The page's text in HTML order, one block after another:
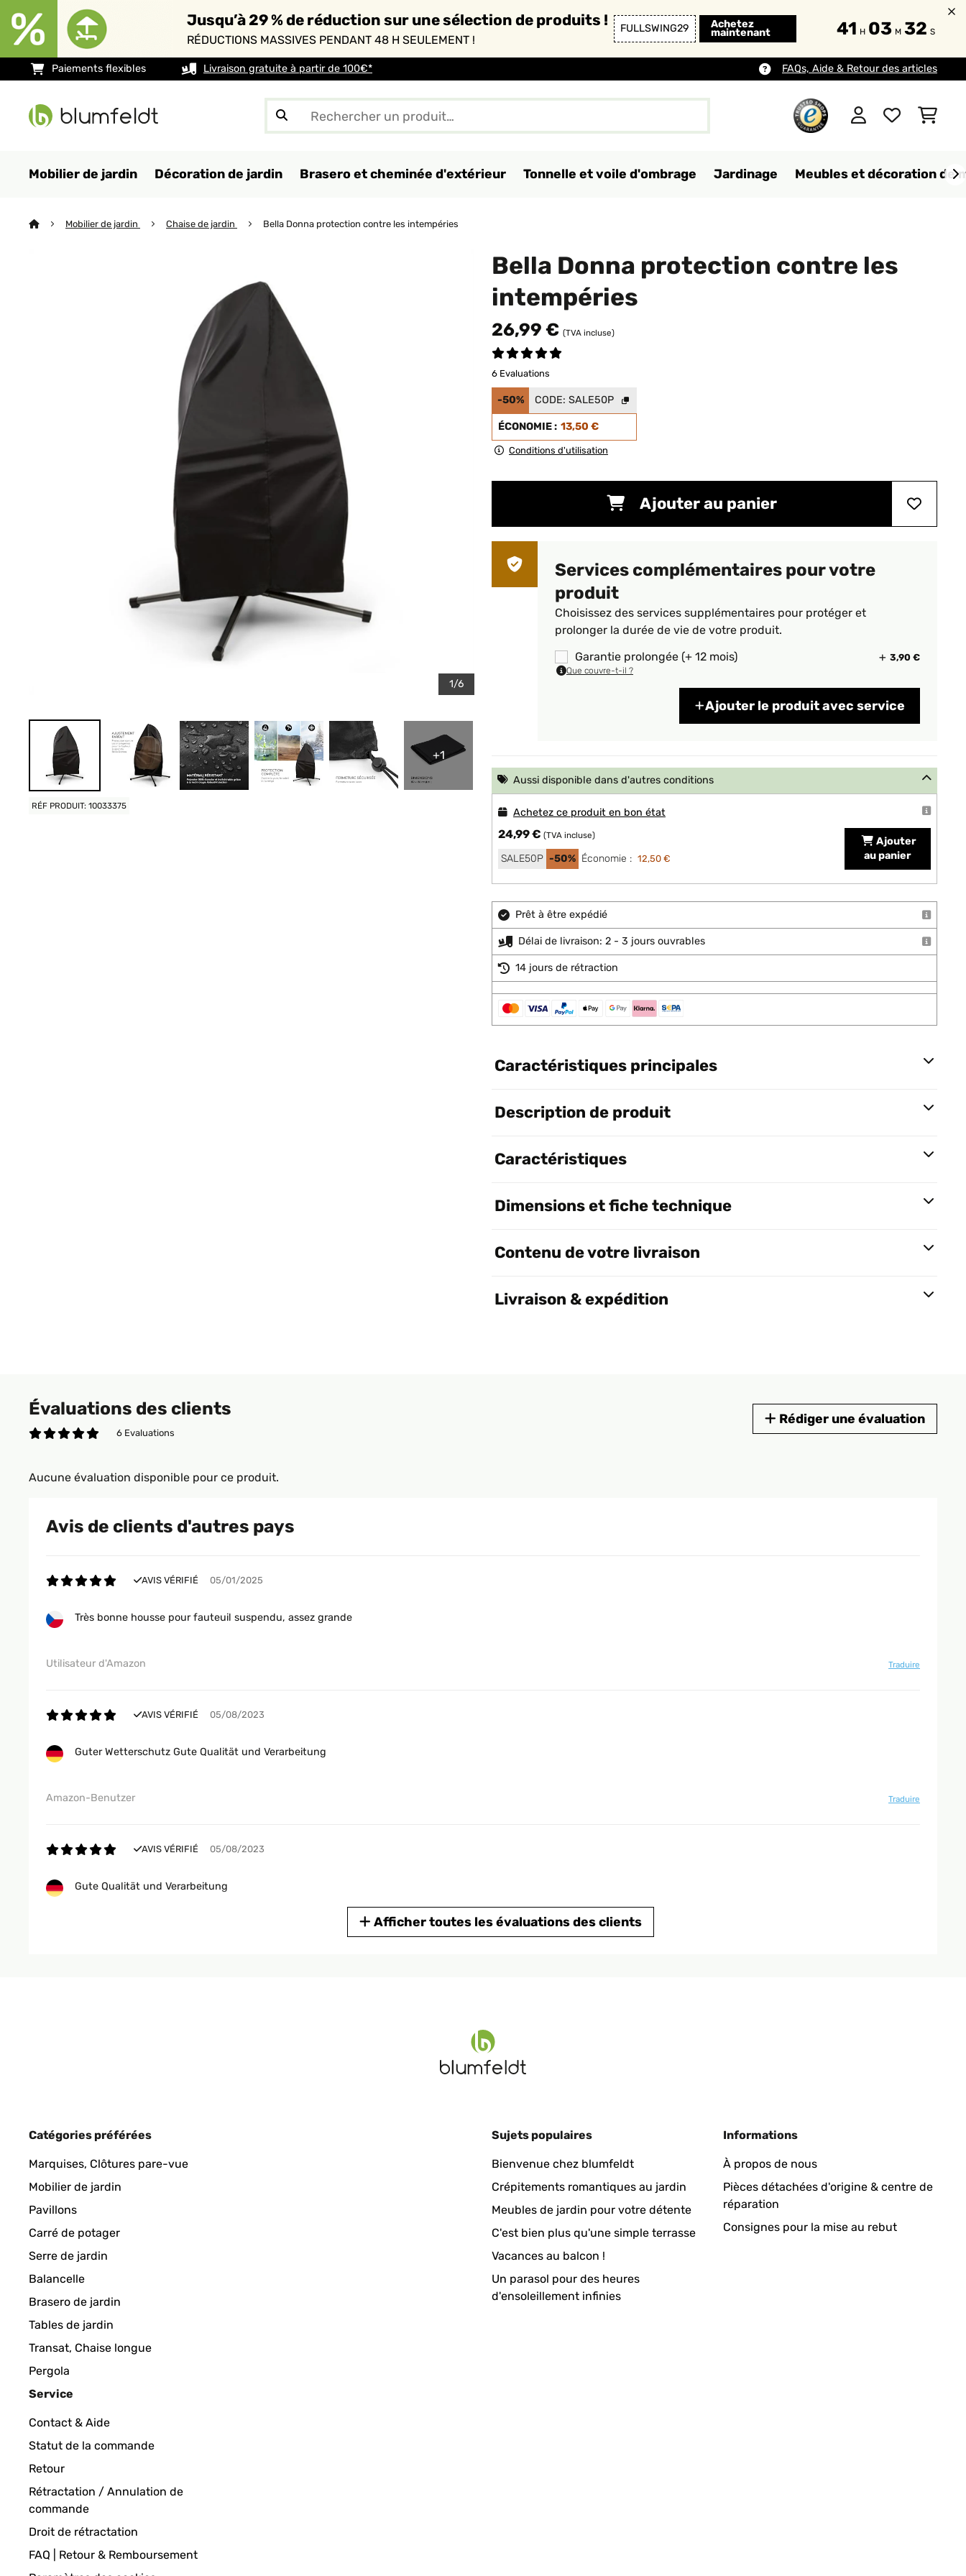
Jusqu’à 29 % de réduction sur une sélection de produits !
RÉDUCTIONS MASSIVES PENDANT 48 H SEULEMENT !
FULLSWING29 Achetez
maintenant 41 H 03 M 31 S
Paiements flexibles Livraison gratuite à partir de 100€* FAQs, Aide & Retour des articles
Mobilier de jardin Décoration de jardin Brasero et cheminée d'extérieur Tonnelle et voile d'ombrage Jardinage Meubles et décoration de
Mobilier de jardin Chaise de jardin Bella Donna protection contre les intempéries
1/6
+1
RÉF PRODUIT: 10033375
Bella Donna protection contre les
intempéries
26,99 € (TVA incluse)
6 Evaluations
-50% CODE: SALE50P
ÉCONOMIE : 13,50 €
Conditions d'utilisation
Ajouter au panier
Services complémentaires pour votre
produit
Choisissez des services supplémentaires pour protéger et
prolonger la durée de vie de votre produit.
Garantie prolongée (+ 12 mois)
3,90 €
Que couvre-t-il ?
Ajouter le produit avec service
Aussi disponible dans d'autres conditions
Achetez ce produit en bon état
24,99 € (TVA incluse)
SALE50P -50% Économie : 12,50 €
Ajouter
au panier
Prêt à être expédié
Délai de livraison: 2 - 3 jours ouvrables
14 jours de rétraction
Caractéristiques principales
Description de produit
Caractéristiques
Dimensions et fiche technique
Contenu de votre livraison
Livraison & expédition
Évaluations des clients
6 Evaluations
Rédiger une évaluation
Aucune évaluation disponible pour ce produit.
Avis de clients d'autres pays
AVIS VÉRIFIÉ 05/01/2025
Très bonne housse pour fauteuil suspendu, assez grande
Utilisateur d'Amazon Traduire
AVIS VÉRIFIÉ 05/08/2023
Guter Wetterschutz Gute Qualität und Verarbeitung
Amazon-Benutzer Traduire
AVIS VÉRIFIÉ 05/08/2023
Gute Qualität und Verarbeitung
Afficher toutes les évaluations des clients
Catégories préférées
Marquises, Clôtures pare-vue
Mobilier de jardin
Pavillons
Carré de potager
Serre de jardin
Balancelle
Brasero de jardin
Tables de jardin
Transat, Chaise longue
Pergola
Sujets populaires
Bienvenue chez blumfeldt
Crépitements romantiques au jardin
Meubles de jardin pour votre détente
C'est bien plus qu'une simple terrasse
Vacances au balcon !
Un parasol pour des heures
d'ensoleillement infinies
Informations
À propos de nous
Pièces détachées d'origine & centre de
réparation
Consignes pour la mise au rebut
Service
Contact & Aide
Statut de la commande
Retour
Rétractation / Annulation de
commande
Droit de rétractation
FAQ | Retour & Remboursement